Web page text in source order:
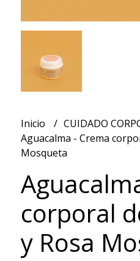
Inicio CUIDADO
Aguacalma - Crema
Mosqueta
corporal
y Rosa